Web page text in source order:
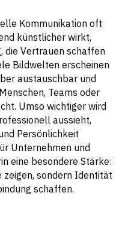
Kommunikation oft
künstlicher wirkt,
die Vertrauen schaffen
Bildwelten erscheinen
austauschbar und
Teams oder
Umso wichtiger wird
aussieht,
Persönlichkeit
Unternehmen und
eine besondere Stärke:
zeigen, sondern Identität
schaffen.